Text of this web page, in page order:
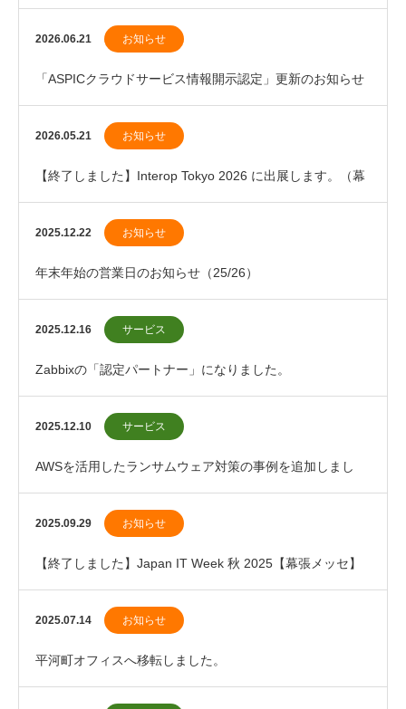
グサイト）
2026.06.21 お知らせ
「ASPICクラウドサービス情報開示認定」更新のお知らせ
2026.05.21 お知らせ
【終了しました】Interop Tokyo 2026 に出展します。（幕
張メッセ）
2025.12.22 お知らせ
年末年始の営業日のお知らせ（25/26）
2025.12.16 サービス
Zabbixの「認定パートナー」になりました。
2025.12.10 サービス
AWSを活用したランサムウェア対策の事例を追加しまし
た。
2025.09.29 お知らせ
【終了しました】Japan IT Week 秋 2025【幕張メッセ】
に出展します。
2025.07.14 お知らせ
平河町オフィスへ移転しました。